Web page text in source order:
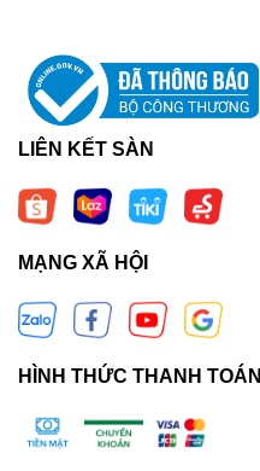
LIÊN KẾT SÀN
MẠNG XÃ HỘI
HÌNH THỨC THANH TOÁN